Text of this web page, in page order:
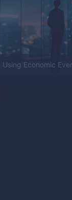
Using Economic